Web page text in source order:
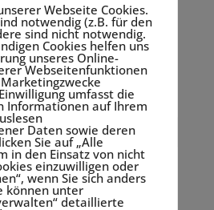
Interesse – wird es
mir dazu geben. Was steckt
NeuroArchigraphie? Im
die dich voranbringt
Webseite Cookies.
notwendig (z.B. für den
sind nicht notwendig.
Cookies helfen uns
unseres Online-
Webseitenfunktionen
umfasst die
Informationen auf Ihrem
Daten sowie deren
Sie auf „Alle
in den Einsatz von nicht
einzuwilligen oder
wenn Sie sich anders
können unter
detaillierte